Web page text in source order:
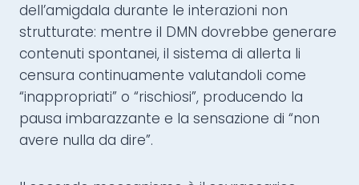
dell’amigdala durante le interazioni non
strutturate: mentre il DMN dovrebbe generare
contenuti spontanei, il sistema di allerta li
censura continuamente valutandoli come
“inappropriati” o “rischiosi”, producendo la
pausa imbarazzante e la sensazione di “non
avere nulla da dire”.